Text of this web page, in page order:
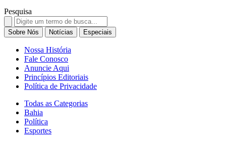
Pesquisa
Search
for:
Sobre Nós Notícias Especiais
Nossa História
Fale Conosco
Anuncie Aqui
Princípios Editoriais
Política de Privacidade
Todas as Categorias
Bahia
Política
Esportes